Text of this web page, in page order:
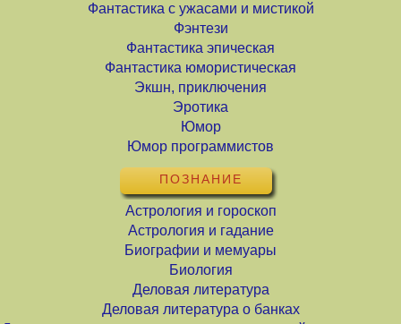
Фантастика с ужасами и мистикой
Фэнтези
Фантастика эпическая
Фантастика юмористическая
Экшн, приключения
Эротика
Юмор
Юмор программистов
ПОЗНАНИЕ
Астрология и гороскоп
Астрология и гадание
Биографии и мемуары
Биология
Деловая литература
Деловая литература о банках